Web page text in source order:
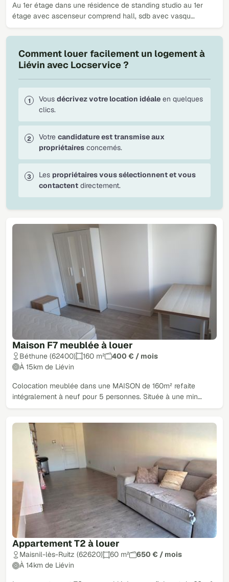
Au 1er étage dans une résidence de standing studio au 1er
étage avec ascenseur comprend hall, sdb avec vasqu…
Maison F7 meublée à louer
Béthune (62400) 160 m²
400 € / mois
À 15km de Liévin
Colocation meublée dans une MAISON de 160m² refaite
intégralement à neuf pour 5 personnes. Située à une min…
Appartement T2 à louer
Maisnil-lès-Ruitz (62620) 60 m²
650 € / mois
À 14km de Liévin
Comment louer facilement un logement à
Liévin avec Locservice ?
Vous décrivez votre location idéale en quelques
clics.
Votre candidature est transmise aux
propriétaires concernés.
Les propriétaires vous sélectionnent et vous
contactent directement.